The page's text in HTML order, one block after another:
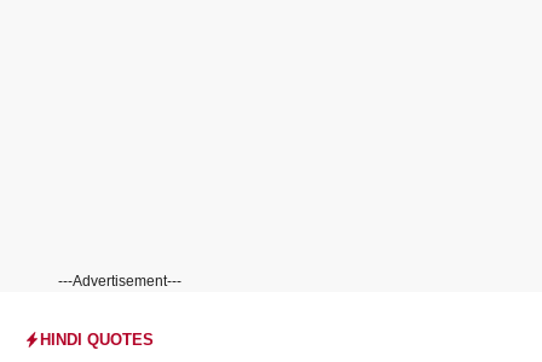
---Advertisement---
HINDI QUOTES